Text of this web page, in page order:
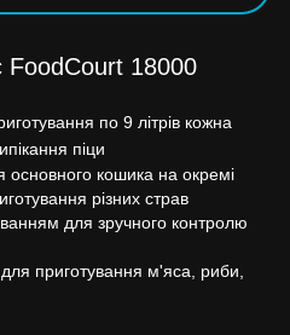
FoodCourt 18000
по 9 літрів кожна
піци
основного кошика на окремі
різних страв
для зручного контролю
приготування м'яса, риби,